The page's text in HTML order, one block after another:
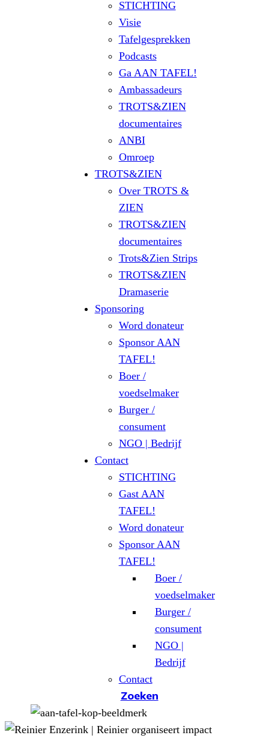
STICHTING
Visie
Tafelgesprekken
Podcasts
Ga AAN TAFEL!
Ambassadeurs
TROTS&ZIEN
documentaires
ANBI
Omroep
TROTS&ZIEN
Over TROTS &
ZIEN
TROTS&ZIEN
documentaires
Trots&Zien Strips
TROTS&ZIEN
Dramaserie
Sponsoring
Word donateur
Sponsor AAN
TAFEL!
Boer /
voedselmaker
Burger /
consument
NGO | Bedrijf
Contact
STICHTING
Gast AAN
TAFEL!
Word donateur
Sponsor AAN
TAFEL!
Boer /
voedselmaker
Burger /
consument
NGO |
Bedrijf
Contact
Zoeken